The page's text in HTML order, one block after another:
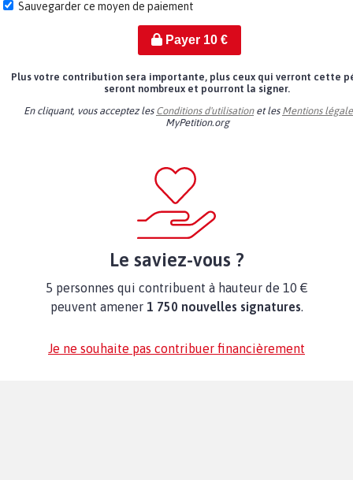
Sauvegarder ce moyen de paiement
Payer 10€
Plus votre contribution sera importante, plus ceux qui verront cette
seront nombreux et pourront la signer.
En cliquant, vous acceptez les Conditions d'utilisationet les Mentions
MyPetition.org
Le saviez-vous ?
5 personnes qui contribuent à hauteur de 10 €
peuvent amener 1 750 nouvelles signatures.
Je ne souhaite pas contribuer financièrement